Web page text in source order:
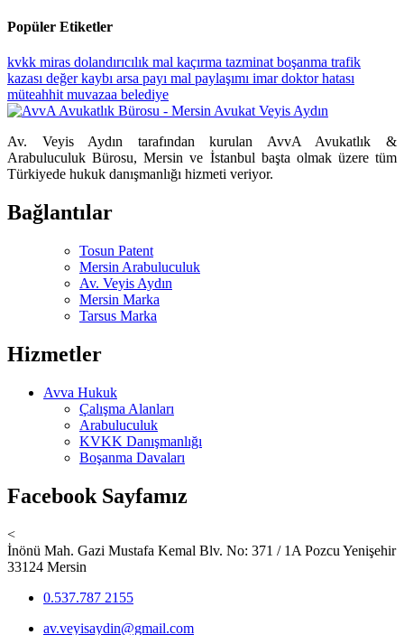
Popüler Etiketler
kvkk miras dolandırıcılık mal kaçırma tazminat boşanma trafik
kazası değer kaybı arsa payı mal paylaşımı imardoktor hatası
müteahhit muvazaa belediye
Av. Veyis Aydın tarafından kurulan AvvA Avukatlık &
Arabuluculuk Bürosu, Mersin ve İstanbul başta olmak üzere tüm
Türkiyede hukuk danışmanlığı hizmeti veriyor.
Bağlantılar
Tosun Patent
Mersin Arabuluculuk
Av. Veyis Aydın
Mersin Marka
Tarsus Marka
Hizmetler
Avva Hukuk
Çalışma Alanları
Arabuluculuk
KVKK Danışmanlığı
Boşanma Davaları
Facebook Sayfamız
<
İnönü Mah. Gazi Mustafa Kemal Blv. No: 371 / 1A Pozcu Yenişehir
33124 Mersin
0.537.787 2155
av.veyisaydin@gmail.com